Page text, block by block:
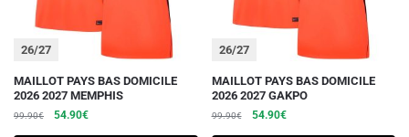
page
du
page
du
26/27
MAILLOT PAYS BAS DOMICILE
2026 2027 MEMPHIS
99.90€
Le
54.90€Le
Ce
produit
a
26/27
MAILLOT PAYS BAS DOMICILE
2026 2027 GAKPO
99.90€
Le
54.90€Le
Ce
produit
a